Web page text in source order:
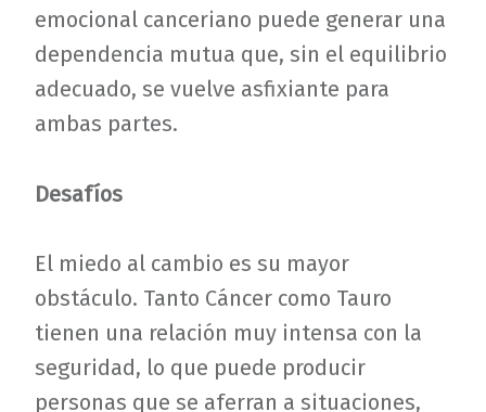
emocional canceriano puede generar una
dependencia mutua que, sin el equilibrio
adecuado, se vuelve asfixiante para
ambas partes.
Desafíos
El miedo al cambio es su mayor
obstáculo. Tanto Cáncer como Tauro
tienen una relación muy intensa con la
seguridad, lo que puede producir
personas que se aferran a situaciones,